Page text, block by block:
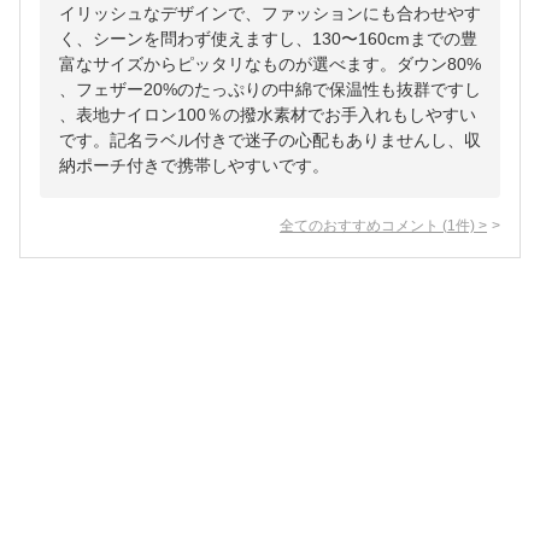
イリッシュなデザインで、ファッションにも合わせやす
く、シーンを問わず使えますし、130〜160cmまでの豊
富なサイズからピッタリなものが選べます。ダウン80%
、フェザー20%のたっぷりの中綿で保温性も抜群ですし
、表地ナイロン100％の撥水素材でお手入れもしやすい
です。記名ラベル付きで迷子の心配もありませんし、収
納ポーチ付きで携帯しやすいです。
全てのおすすめコメント (1 件) >